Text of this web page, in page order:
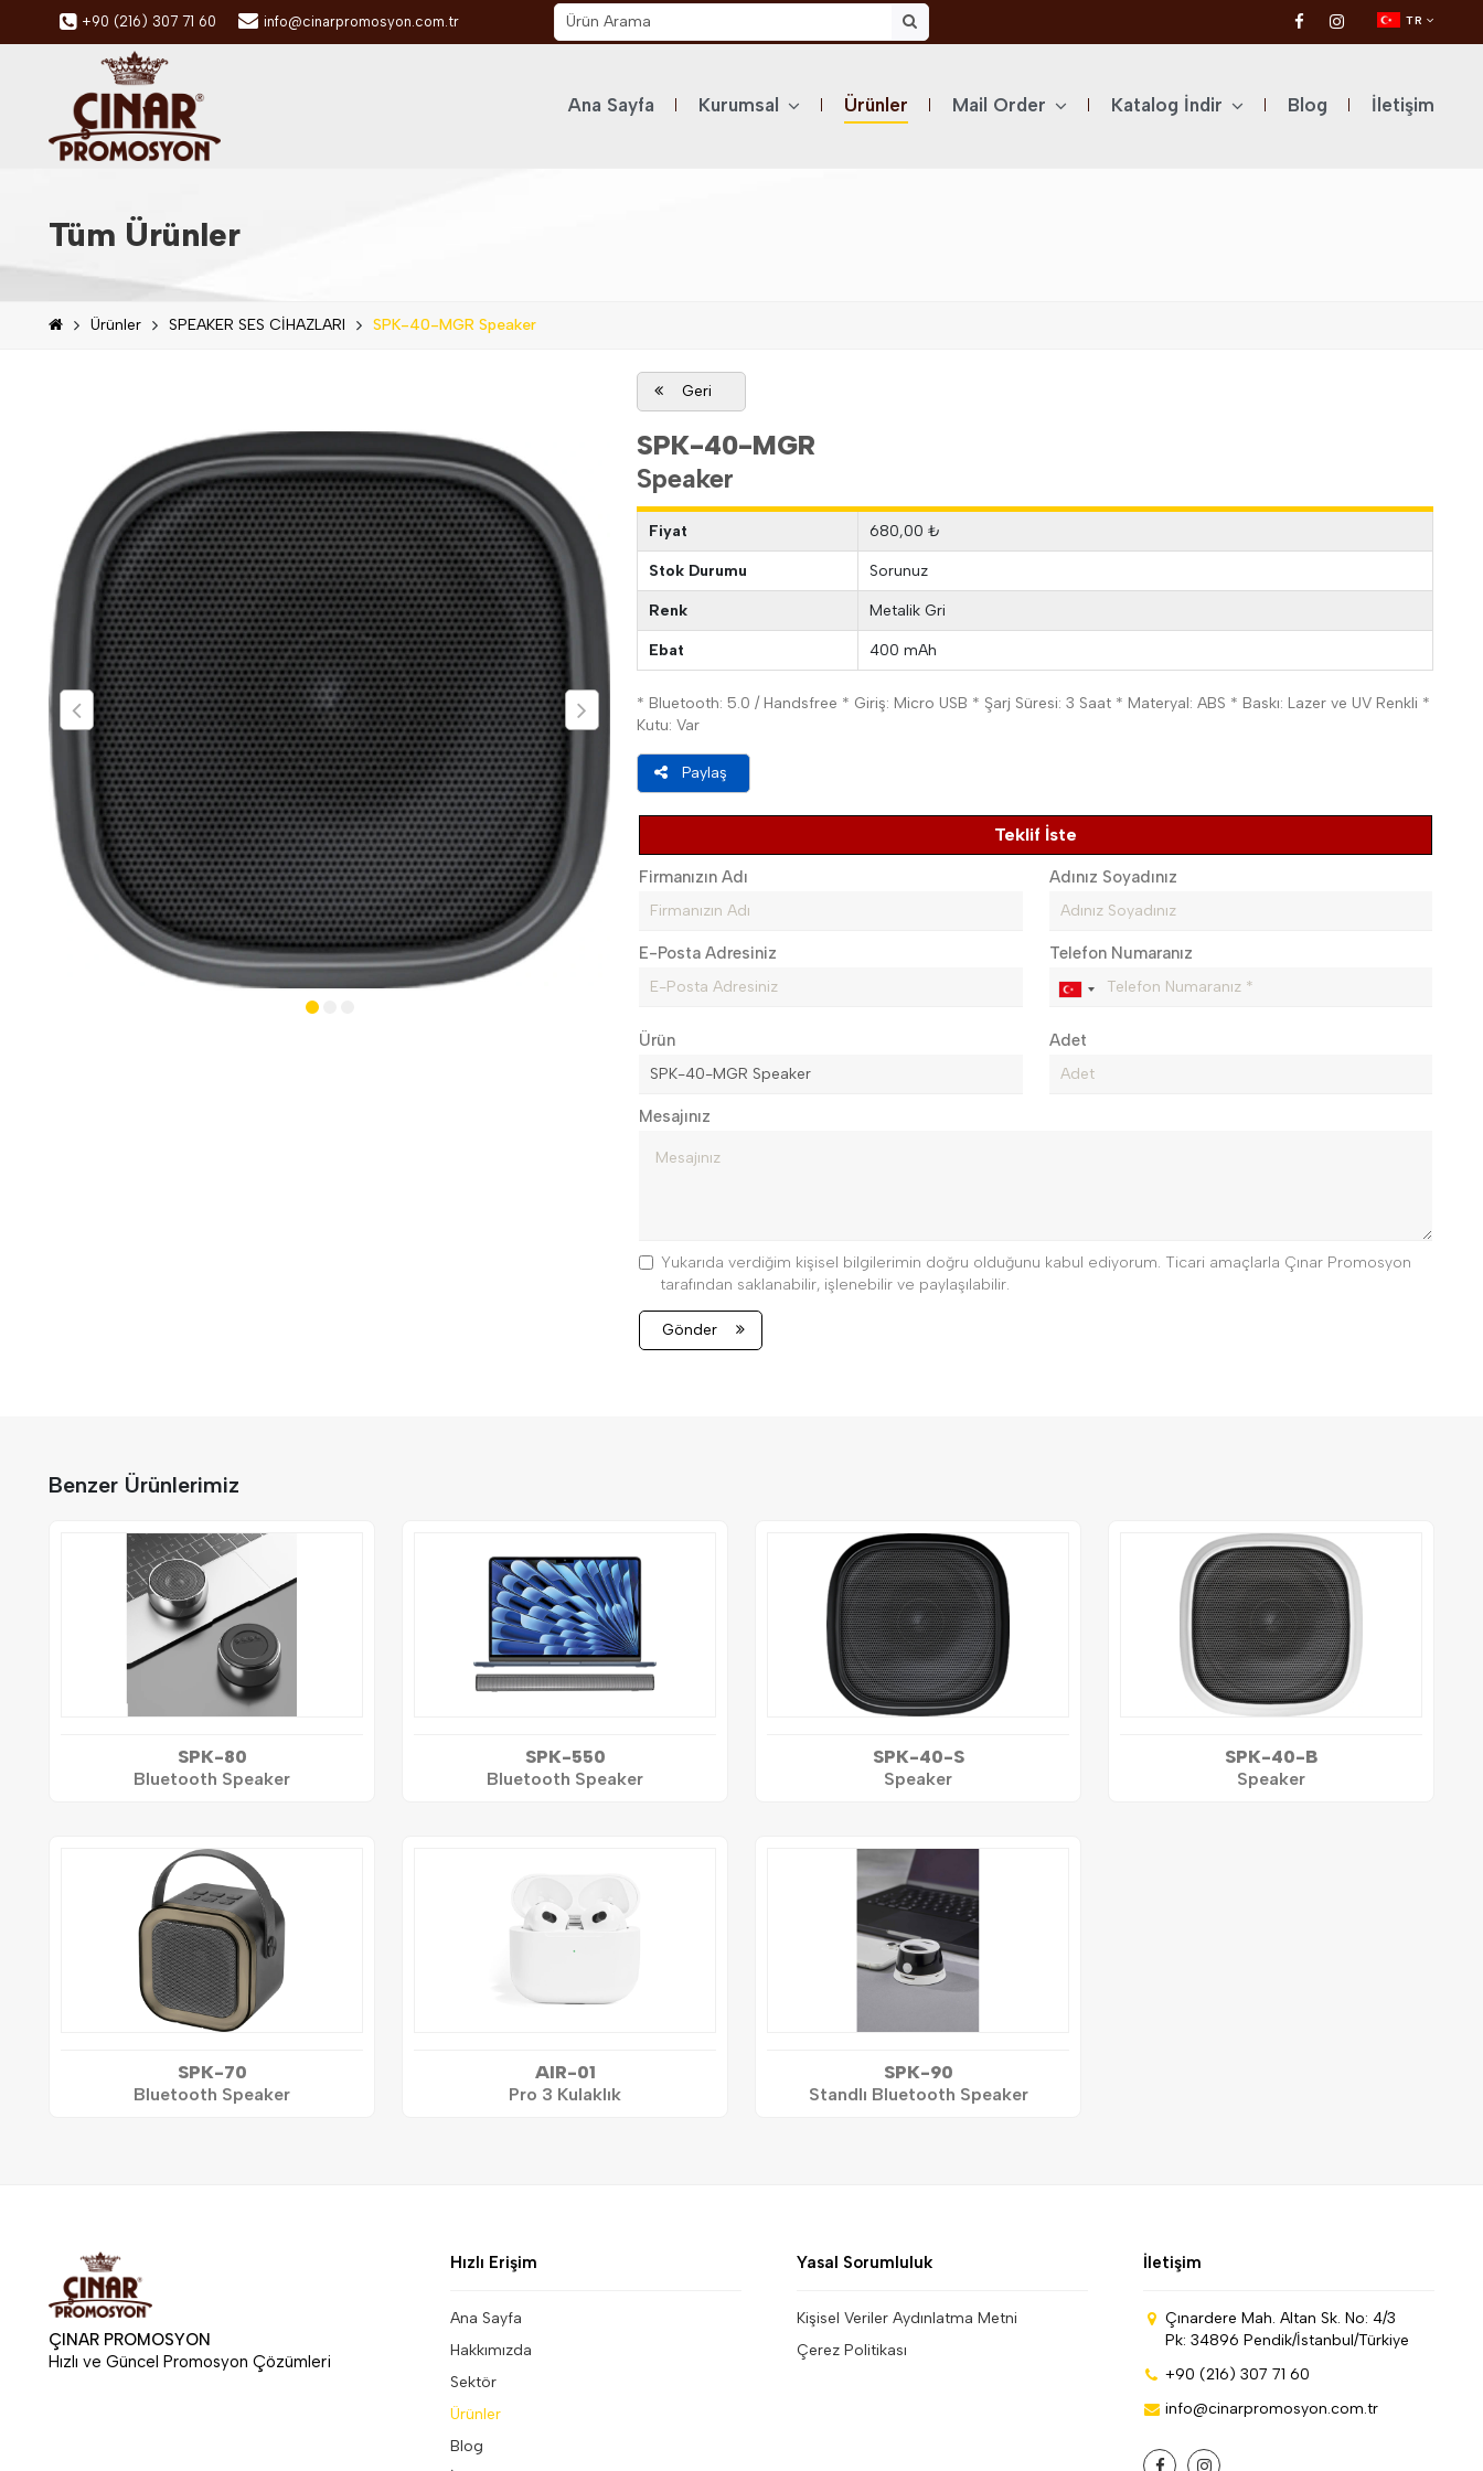
+90 (216) 307 71 60 info@cinarpromosyon.com.tr TR
Ana Sayfa Kurumsal Ürünler Mail Order Katalog İndir Blog İletişim
Tüm Ürünler
Ürünler SPEAKER SES CİHAZLARI SPK-40-MGR Speaker
Geri
SPK-40-MGR
Speaker
Fiyat 680,00 ₺
Stok Durumu Sorunuz
Renk Metalik Gri
Ebat 400 mAh
* Bluetooth: 5.0 / Handsfree * Giriş: Micro USB * Şarj Süresi: 3 Saat * Materyal: ABS * Baskı: Lazer ve UV Renkli *
Kutu: Var
Paylaş
Teklif İste
Firmanızın Adı Adınız Soyadınız
E-Posta Adresiniz Telefon Numaranız
Ürün Adet
Mesajınız
Yukarıda verdiğim kişisel bilgilerimin doğru olduğunu kabul ediyorum. Ticari amaçlarla Çınar Promosyon
tarafından saklanabilir, işlenebilir ve paylaşılabilir.
Gönder
Benzer Ürünlerimiz
SPK-80
Bluetooth Speaker
SPK-550
Bluetooth Speaker
SPK-40-S
Speaker
SPK-40-B
Speaker
SPK-70
Bluetooth Speaker
AIR-01
Pro 3 Kulaklık
SPK-90
Standlı Bluetooth Speaker
ÇINAR PROMOSYON
Hızlı ve Güncel Promosyon Çözümleri
Hızlı Erişim
Ana Sayfa
Hakkımızda
Sektör
Ürünler
Blog
Yasal Sorumluluk
Kişisel Veriler Aydınlatma Metni
Çerez Politikası
İletişim
Çınardere Mah. Altan Sk. No: 4/3
Pk: 34896 Pendik/İstanbul/Türkiye
+90 (216) 307 71 60
info@cinarpromosyon.com.tr